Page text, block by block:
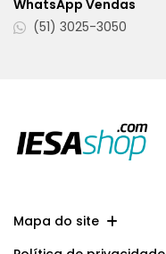
WhatsApp Vendas
(51) 3025-3050
Mapa do site